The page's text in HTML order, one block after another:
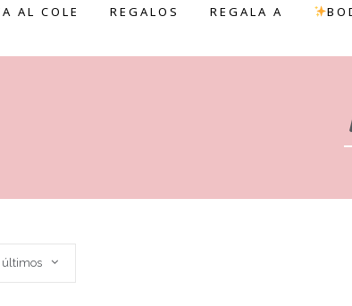
AL COLE REGALOS REGALA A
últimos